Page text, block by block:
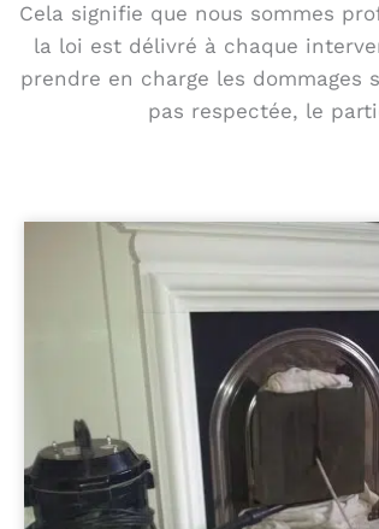
Cela signifie que nous sommes
la loi est délivré à chaque
prendre en charge les dommages
pas respectée, le